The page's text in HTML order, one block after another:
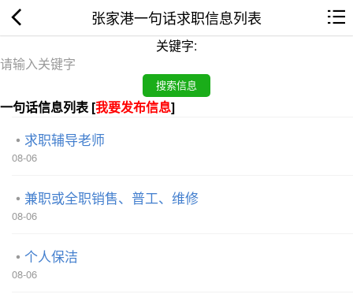
张家港一句话求职信息列表
关键字:
一句话信息列表 [我要发布信息]
求职辅导老师
08-06
兼职或全职销售、普工、维修
08-06
个人保洁
08-06